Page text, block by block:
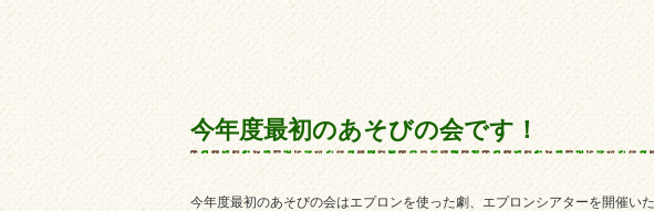
今年度最初のあそびの会です！
今年度最初のあそびの会はエプロンを使った劇、エプロンシアターを開催いた